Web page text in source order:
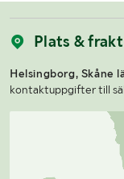
Plats & frakt
Helsingborg, Skåne
kontaktuppgifter till